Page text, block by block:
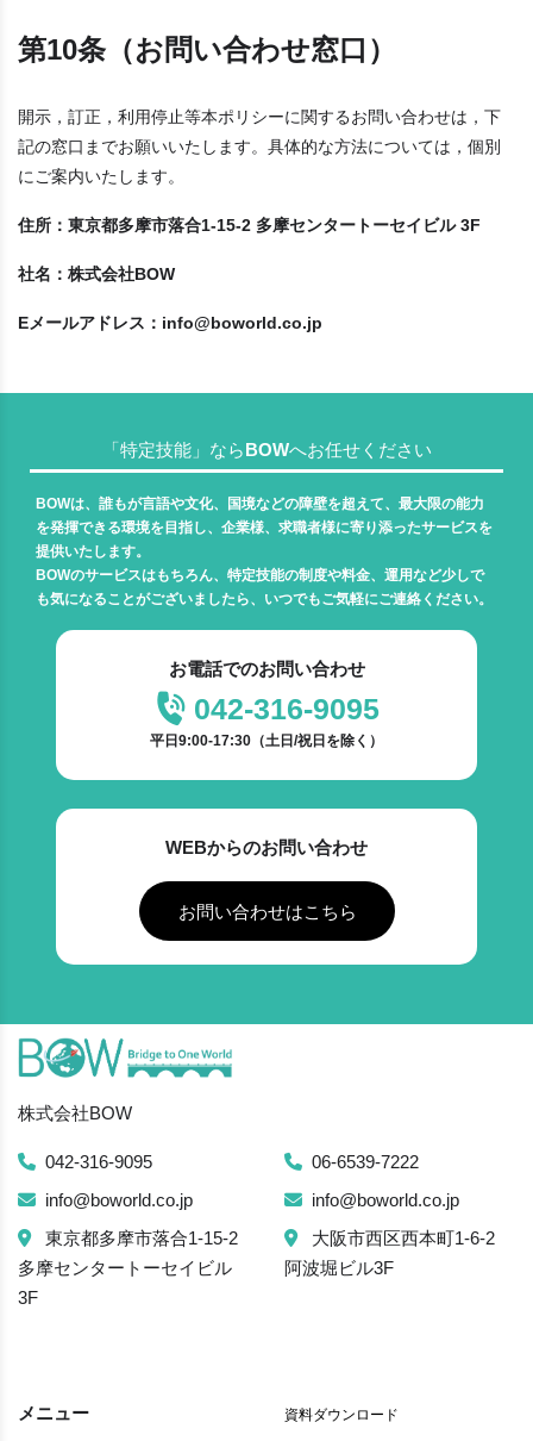
第10条（お問い合わせ窓口）
開示，訂正，利用停止等本ポリシーに関するお問い合わせは，下
記の窓口までお願いいたします。具体的な方法については，個別
にご案内いたします。
住所：東京都多摩市落合1-15-2 多摩センタートーセイビル 3F
社名：株式会社BOW
Eメールアドレス：info@boworld.co.jp
「特定技能」ならBOWへお任せください
BOWは、誰もが言語や文化、国境などの障壁を超えて、最大限の能力
を発揮できる環境を目指し、企業様、求職者様に寄り添ったサービスを
提供いたします。
BOWのサービスはもちろん、特定技能の制度や料金、運用など少しで
も気になることがございましたら、いつでもご気軽にご連絡ください。
お電話でのお問い合わせ
042-316-9095
平日9:00-17:30（土日/祝日を除く）
WEBからのお問い合わせ
お問い合わせはこちら
株式会社BOW
042-316-9095
info@boworld.co.jp
東京都多摩市落合1-15-2
多摩センタートーセイビル
3F
06-6539-7222
info@boworld.co.jp
大阪市西区西本町1-6-2
阿波堀ビル3F
メニュー 資料ダウンロード